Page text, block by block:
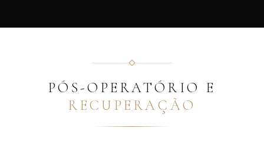
PÓS-OPERATÓRIO E
RECUPERAÇÃO